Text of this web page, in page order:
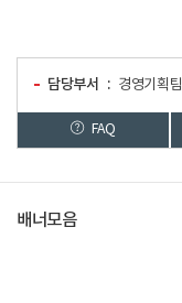
담당부서 경영기획팀
FAQ
배너모음